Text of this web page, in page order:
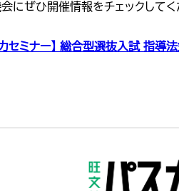
にぜひ開催情報をチェックしてく
セミナー】 総合型選抜入試 指導